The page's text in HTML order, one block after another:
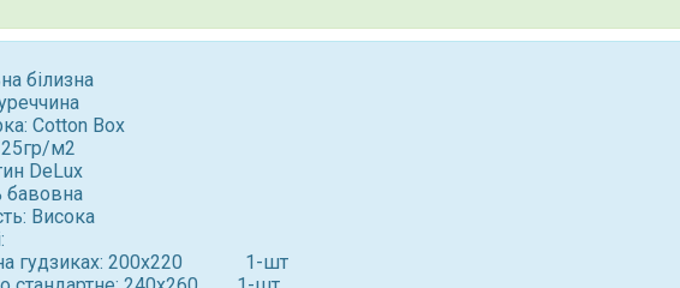
білизна
Cotton Box
м2
DeLux
бавовна
Висока
на гудзиках: 200x220 1-шт